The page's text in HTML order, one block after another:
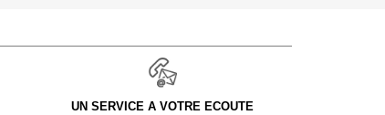
UN SERVICE A VOTRE ECOUTE